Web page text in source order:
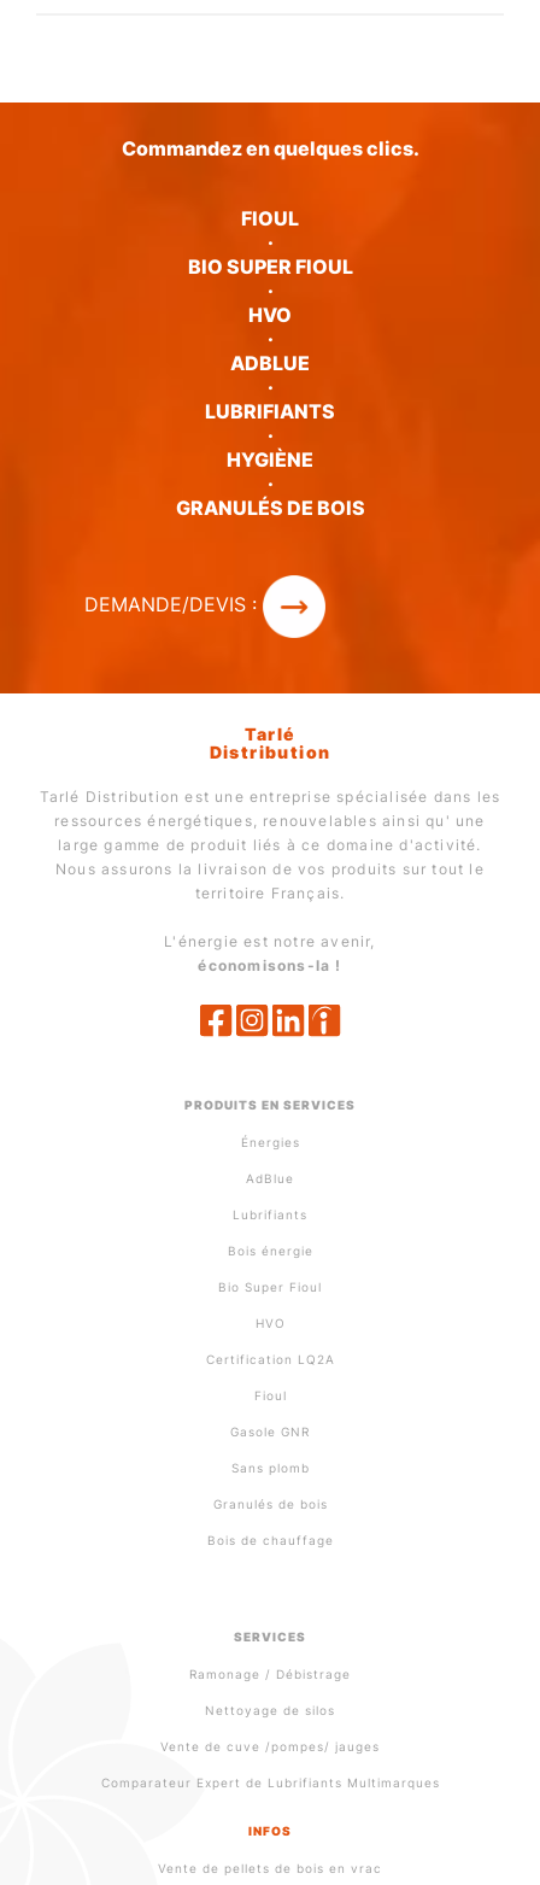
Commandez en quelques clics.
FIOUL
·
BIO SUPER FIOUL
·
HVO
·
ADBLUE
·
LUBRIFIANTS
·
HYGIÈNE
·
GRANULÉS DE BOIS
DEMANDE/DEVIS :
Tarlé
Distribution
Tarlé Distribution est une entreprise spécialisée dans les
ressources énergétiques, renouvelables ainsi qu' une
large gamme de produit liés à ce domaine d'activité.
Nous assurons la livraison de vos produits sur tout le
territoire Français.
L'énergie est notre avenir,
économisons-la !
PRODUITS EN SERVICES
Énergies
AdBlue
Lubrifiants
Bois énergie
Bio Super Fioul
HVO
Certification LQ2A
Fioul
Gasole GNR
Sans plomb
Granulés de bois
Bois de chauffage
SERVICES
Ramonage / Débistrage
Nettoyage de silos
Vente de cuve /pompes/ jauges
Comparateur Expert de Lubrifiants Multimarques
INFOS
Vente de pellets de bois en vrac